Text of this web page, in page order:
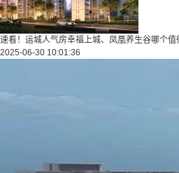
速看！运城人气房幸福上城、凤凰养生谷哪个值
2025-06-30 10:01:36